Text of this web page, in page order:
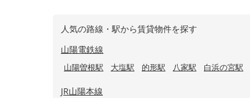
人気の路線・駅から賃貸物件を探す
山陽電鉄線
山陽曽根駅 大塩駅 的形駅 八家駅 白浜の宮駅
JR山陽本線